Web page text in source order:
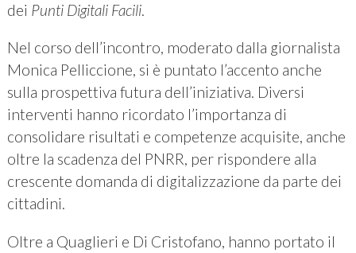
dei Punti Digitali Facili.
Nel corso dell’incontro, moderato dalla giornalista
Monica Pelliccione, si è puntato l’accento anche
sulla prospettiva futura dell’iniziativa. Diversi
interventi hanno ricordato l’importanza di
consolidare risultati e competenze acquisite, anche
oltre la scadenza del PNRR, per rispondere alla
crescente domanda di digitalizzazione da parte dei
cittadini.
Oltre a Quaglieri e Di Cristofano, hanno portato il